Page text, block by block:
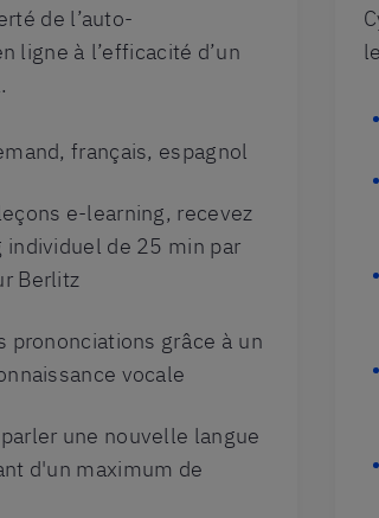
de l’auto-
ligne à l’efficacité d’un
français, espagnol
e-learning, recevez
individuel de 25 min par
Berlitz
prononciations grâce à un
vocale
une nouvelle langue
d'un maximum de